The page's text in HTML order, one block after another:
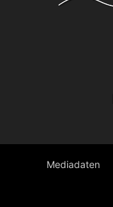
Mediadaten